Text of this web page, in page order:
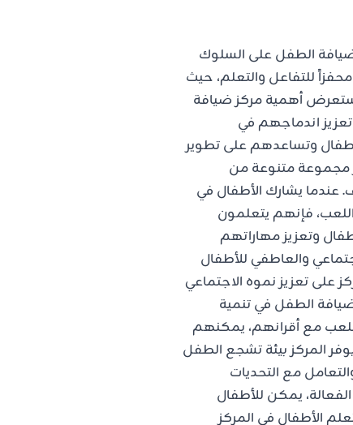
ضيافة الطفل على السلوك
للتفاعل والتعلم، حيث
نستعرض أهمية مركز ضيافة
اندماجهم في
وتساعدهم على تطوير
مجموعة متنوعة من
عندما يشارك الأطفال في
فإنهم يتعلمون
وتعزيز مهاراتهم
والعاطفي للأطفال
على تعزيز نموه الاجتماعي
الطفل في تنمية
مع أقرانهم، يمكنهم
المركز بيئة تشجع الطفل
مع التحديات
يمكن للأطفال
الأطفال في المركز